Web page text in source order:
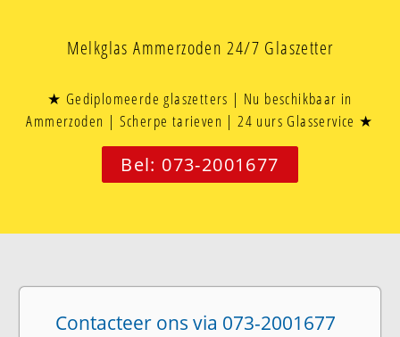
Melkglas Ammerzoden 24/7 Glaszetter
★ Gediplomeerde glaszetters | Nu beschikbaar in
Ammerzoden | Scherpe tarieven | 24 uurs Glasservice ★
Bel: 073-2001677
Contacteer ons via 073-2001677